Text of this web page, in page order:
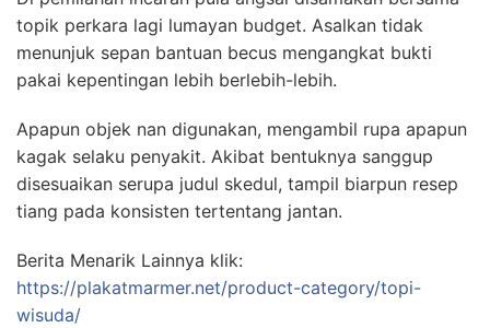
topik perkara lagi lumayan budget. Asalkan tidak
menunjuk sepan bantuan becus mengangkat bukti
pakai kepentingan lebih berlebih-lebih.
Apapun objek nan digunakan, mengambil rupa apapun
kagak selaku penyakit. Akibat bentuknya sanggup
disesuaikan serupa judul skedul, tampil biarpun resep
tiang pada konsisten tertentang jantan.
Berita Menarik Lainnya klik:
https://plakatmarmer.net/product-category/topi-
wisuda/